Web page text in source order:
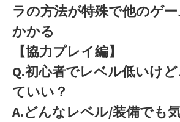
ラの方法が特殊で他のゲ
かかる
【協力プレイ編】
Q.初心者でレベル低いけ
ていい？
A.どんなレベル/装備でも